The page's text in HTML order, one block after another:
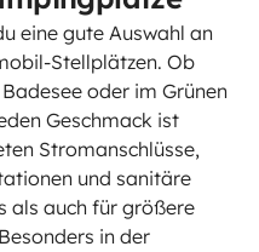
eine gute Auswahl an
Stellplätzen. Ob
oder im Grünen
Geschmack ist
Stromanschlüsse,
und sanitäre
als auch für größere
in der